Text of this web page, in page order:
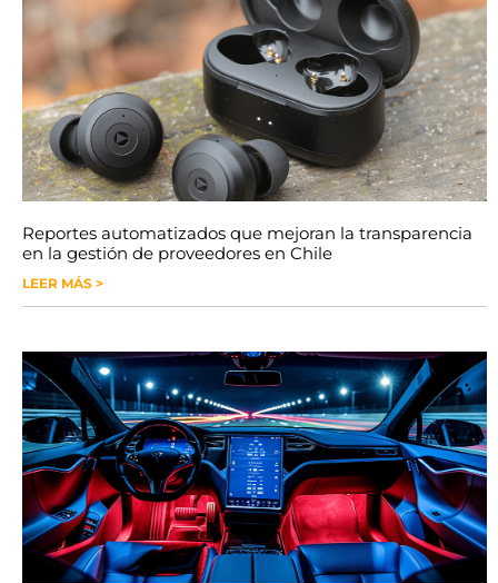
Reportes automatizados que mejoran la transparencia
en la gestión de proveedores en Chile
LEER MÁS >